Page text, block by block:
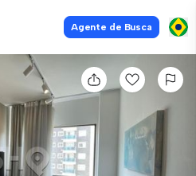
Agente de Busca